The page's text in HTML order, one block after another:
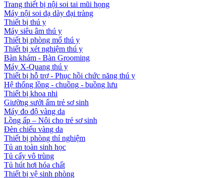
Trang thiết bị nội soi tai mũi họng
Máy nội soi dạ dày đại tràng
Thiết bị thú y
Máy siêu âm thú y
Thiết bị phòng mổ thú y
Thiết bị xét nghiệm thú y
Bàn khám - Bàn Grooming
Máy X-Quang thú y
Thiết bị hỗ trợ - Phục hồi chức năng thú y
Hệ thống lồng - chuồng - buồng lưu
Thiết bị khoa nhi
Giường sưởi ấm trẻ sơ sinh
Máy đo độ vàng da
Lồng ấp – Nôi cho trẻ sơ sinh
Đèn chiếu vàng da
Thiết bị phòng thí nghiệm
Tủ an toàn sinh học
Tủ cấy vô trùng
Tủ hút hơi hóa chất
Thiết bị vệ sinh phòng